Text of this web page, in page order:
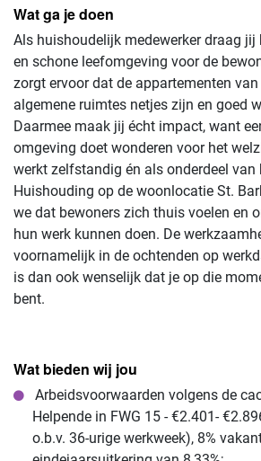
Wat ga je doen
Als huishoudelijk medewerker draag jij
en schone leefomgeving voor de
zorgt ervoor dat de appartementen
algemene ruimtes netjes zijn en goed
Daarmee maak jij écht impact, want
omgeving doet wonderen voor het
werkt zelfstandig én als onderdeel van
Huishouding op de woonlocatie St.
we dat bewoners zich thuis voelen en
hun werk kunnen doen. De
voornamelijk in de ochtenden op
is dan ook wenselijk dat je op die
bent.
Wat bieden wij jou
Arbeidsvoorwaarden volgens de
Helpende in FWG 15 - €2.401-
o.b.v. 36-urige werkweek), 8%